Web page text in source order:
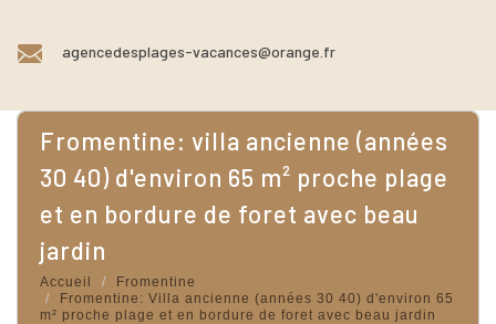
agencedesplages-vacances@orange.fr
fromentine: villa ancienne (années
30 40) d'environ 65 m² proche plage
et en bordure de foret avec beau
jardin
Accueil
Fromentine
Fromentine: Villa ancienne (années 30 40) d'environ 65
m² proche plage et en bordure de foret avec beau jardin